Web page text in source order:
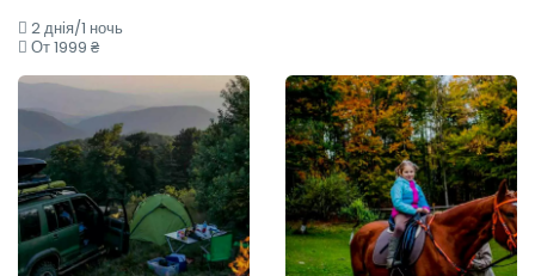
2 днія/1 ночь
От 1999 ₴